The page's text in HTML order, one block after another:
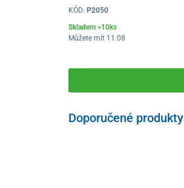
KÓD: P2050
Skladem >10ks
Můžete mít 11.08
Doporučené produkty